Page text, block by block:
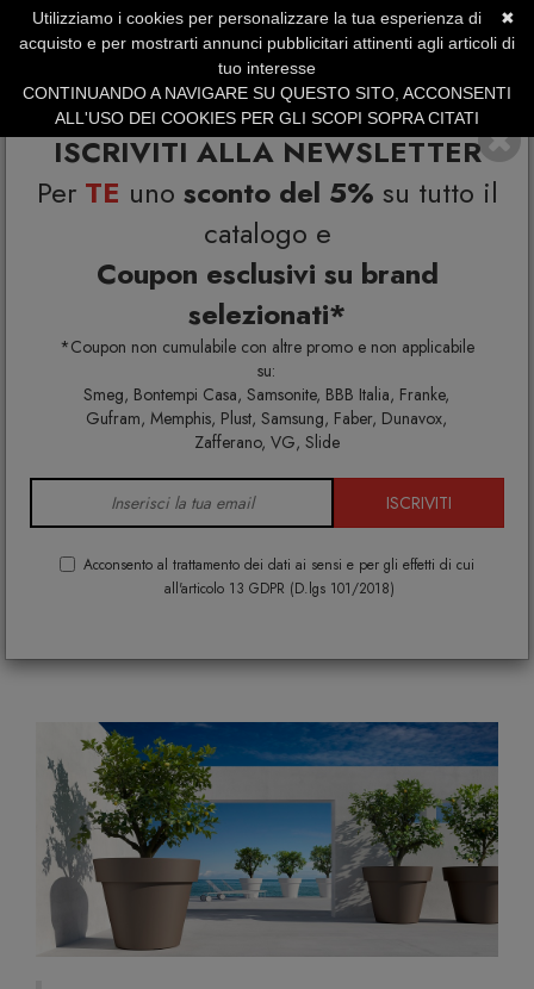
ISCRIVITI ALLA NEWSLETTER
Per TE uno sconto del 5% su tutto il
catalogo e
Coupon esclusivi su brand
selezionati*
*Coupon non cumulabile con altre promo e non applicabile
su:
Smeg, Bontempi Casa, Samsonite, BBB Italia, Franke,
Gufram, Memphis, Plust, Samsung, Faber, Dunavox,
Zafferano, VG, Slide
ISCRIVITI
Acconsento al trattamento dei dati ai sensi e per gli effetti di cui
all'articolo 13 GDPR (D.lgs 101/2018)
SERVIZIO CLIENTI +39.0773.470.562
SUMMER SALES | Fino al 31 Agosto
Arredo esterno
VASI
Scopri la vendita vasi da giardino
dalla fluida geometria formale proposti
nei vari colori, gioielli di design per il
✖
Utilizziamo i cookies per personalizzare la tua esperienza di
acquisto e per mostrarti annunci pubblicitari attinenti agli articoli di
tuo interesse
CONTINUANDO A NAVIGARE SU QUESTO SITO, ACCONSENTI
ALL'USO DEI COOKIES PER GLI SCOPI SOPRA CITATI